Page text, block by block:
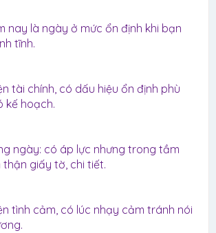
nay là ngày ở mức ổn định khi bạn
tĩnh.
tài chính, có dấu hiệu ổn định phù
kế hoạch.
ngày: có áp lực nhưng trong tầm
giấy tờ, chi tiết.
tình cảm, có lúc nhạy cảm tránh nói